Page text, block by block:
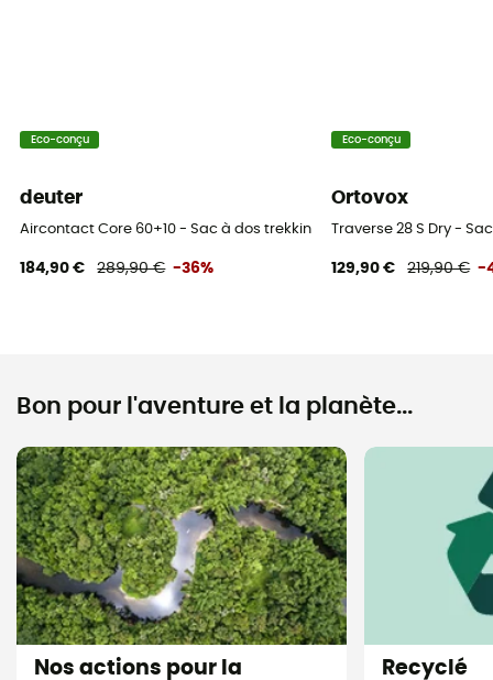
Compartiment pour objets de valeur
Eco-conçu
deuter
Aircontact Core 60+10 - Sac à dos trekking homme
184,90 € 289,90 € -36%
Eco-conçu
Ortovox
Traverse 28 S Dry -
129,90 € 219,90 € -
Bon pour l'aventure et la planète...
Nos actions pour la
Recyclé